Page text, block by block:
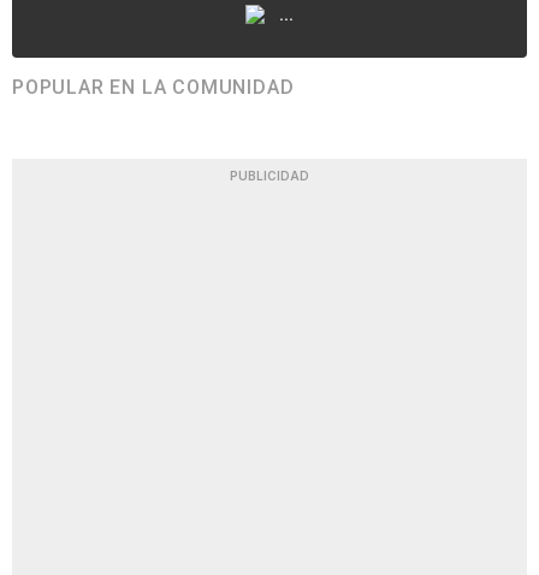
...
POPULAR EN LA COMUNIDAD
PUBLICIDAD